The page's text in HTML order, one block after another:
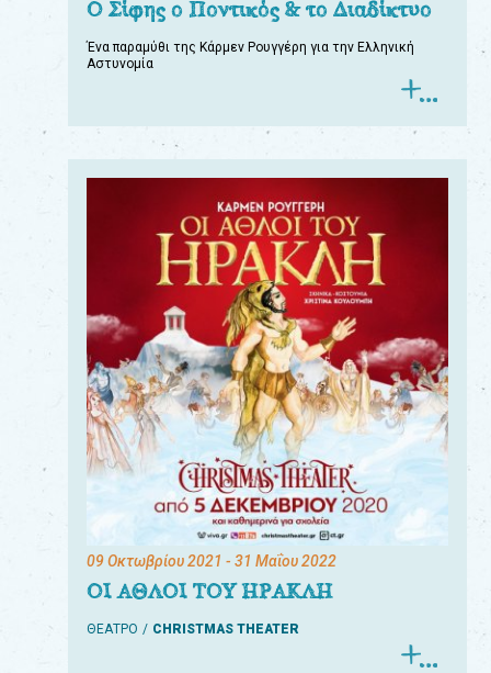
Ο Σίφης ο Ποντικός & το Διαδίκτυο
Ένα παραμύθι της Κάρμεν Ρουγγέρη για την Ελληνική
Αστυνομία
09 Οκτωβρίου 2021 - 31 Μαΐου 2022
ΟΙ ΑΘΛΟΙ ΤΟΥ ΗΡΑΚΛΗ
ΘΕΑΤΡΟ CHRISTMAS THEATER